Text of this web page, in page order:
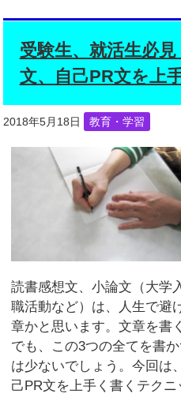
受験生、就活生必
文、自己PR文を上
2018年5月18日 教育・学習
読書感想文、小論文（大学
職活動など）は、人生で避
章かと思います。文章を書
でも、この3つの全てを書
は少ないでしょう。今回は
己PR文を上手く書くテク